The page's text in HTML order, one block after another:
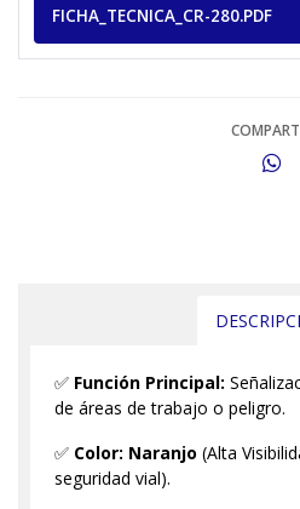
FICHA_TECNICA_CR-280.PDF
✅ Función Principal:
de áreas de trabajo o peligro.
✅ Color: Naranjo (Alta
seguridad vial).